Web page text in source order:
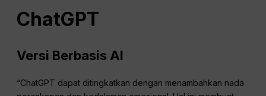
ChatGPT
Versi Berbasis AI
“ChatGPT dapat ditingkatkan dengan menambahkan nada